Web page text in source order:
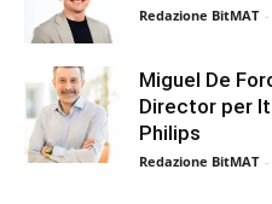
Redazione BitMAT -
Miguel De
Director per
Philips
Redazione BitMAT -